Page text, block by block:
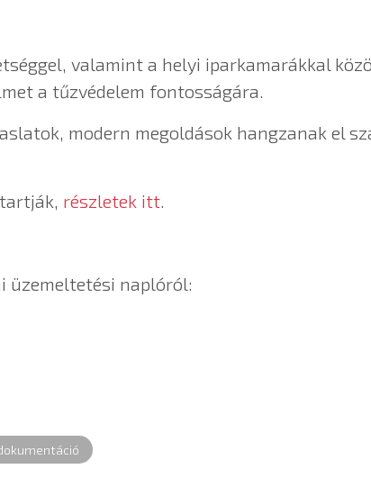
valamint a helyi iparkamarákkal
a tűzvédelem fontosságára.
modern megoldások hangzanak el
részletek itt.
üzemeltetési naplóról: